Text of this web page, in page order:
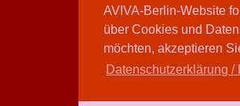
AVIVA-Berlin-Website
über Cookies und
möchten, akzeptieren
Datenschutzerklärung /